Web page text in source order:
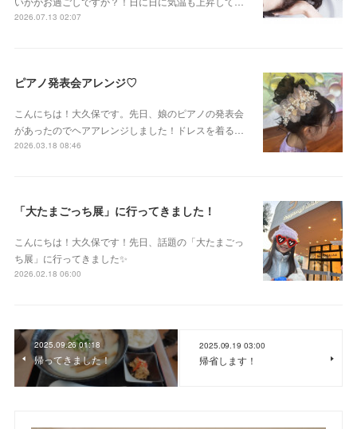
2026.07.13 02:07
ピアノ発表会アレンジ♡
こんにちは！大久保です。先日、娘のピアノの発表会
があったのでヘアアレンジしました！ドレスを着る…
2026.03.18 08:46
「大たまごっち展」に行ってきました！
こんにちは！大久保です！先日、話題の「大たまごっ
ち展」に行ってきました✨
2026.02.18 06:00
2025.09.26 01:18
帰ってきました！
2025.09.19 03:00
帰省します！